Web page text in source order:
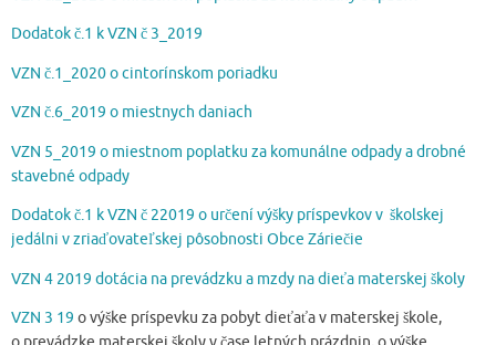
Dodatok č.1 k VZN č 3_2019
VZN č.1_2020 o cintorínskom poriadku
VZN č.6_2019 o miestnych daniach
VZN 5_2019 o miestnom poplatku za komunálne odpady a drobné
stavebné odpady
Dodatok č.1 k VZN č 22019 o určení výšky príspevkov v školskej
jedálni v zriaďovateľskej pôsobnosti Obce Záriečie
VZN 4 2019 dotácia na prevádzku a mzdy na dieťa materskej školy
VZN 3 19 o výške príspevku za pobyt dieťaťa v materskej škole,